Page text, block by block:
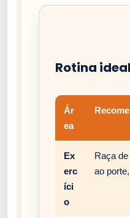
Rotina
Ár
ea
Ex
erc
íci
o
Raça
ao